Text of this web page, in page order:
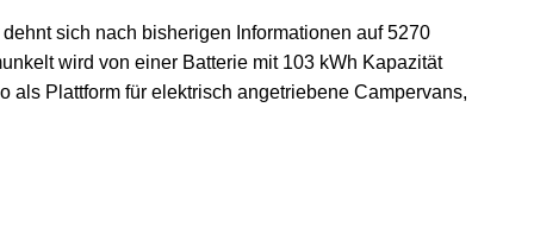
sich nach bisherigen Informationen auf 5270
wird von einer Batterie mit 103 kWh Kapazität
als Plattform für elektrisch angetriebene Campervans,